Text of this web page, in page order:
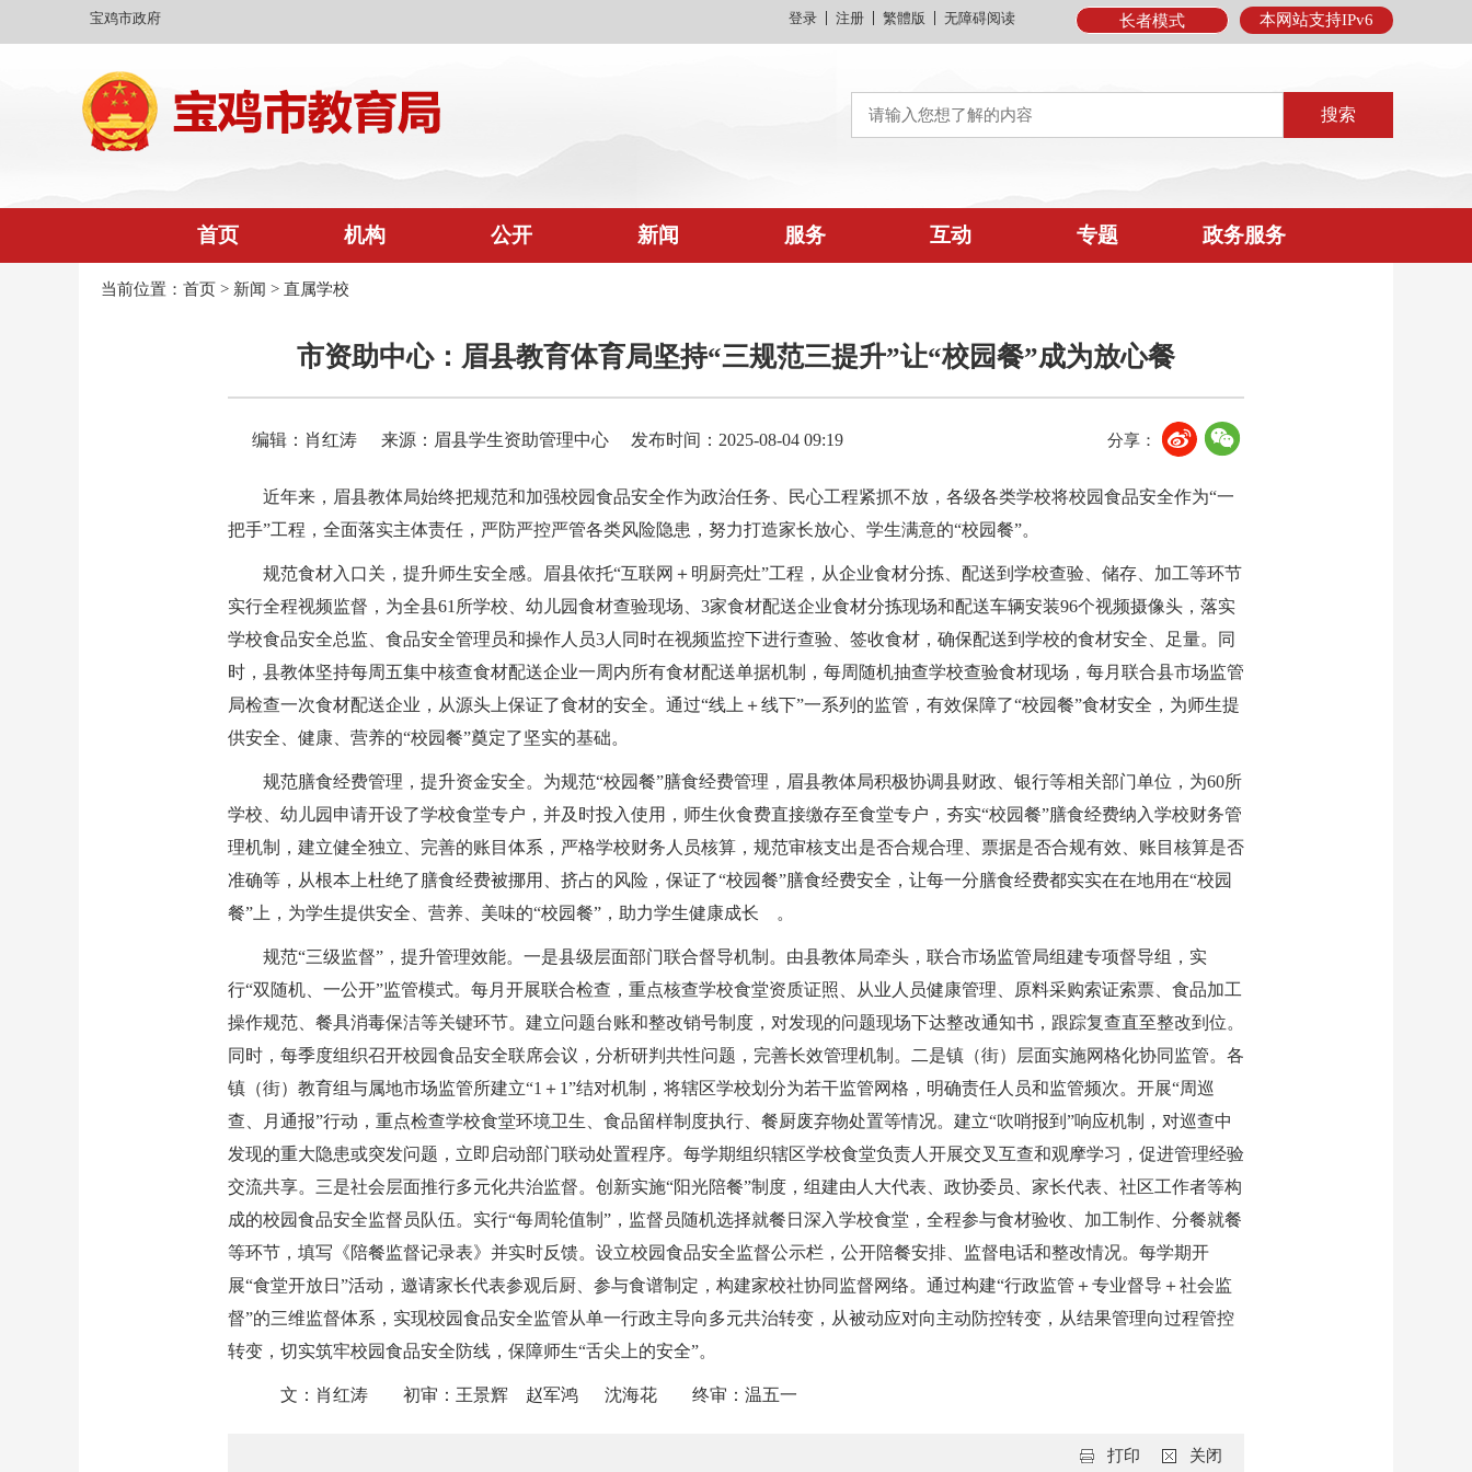
宝鸡市政府 本网站支持IPv6
长者模式
登录 注册 繁體版 无障碍阅读
首页 机构 公开 新闻 服务 互动 专题 政务服务
当前位置： 首页 > 新闻 > 直属学校
市资助中心：眉县教育体育局坚持“三规范三提升”让“校园餐”成为放心餐
编辑：肖红涛 来源：眉县学生资助管理中心 发布时间：2025-08-04 09:19 分享：
近年来，眉县教体局始终把规范和加强校园食品安全作为政治任务、民心工程紧抓不放，各级各类学校将校园食品安全作为“一
把手”工程，全面落实主体责任，严防严控严管各类风险隐患，努力打造家长放心、学生满意的“校园餐”。
规范食材入口关，提升师生安全感。眉县依托“互联网＋明厨亮灶”工程，从企业食材分拣、配送到学校查验、储存、加工等环节
实行全程视频监督，为全县61所学校、幼儿园食材查验现场、3家食材配送企业食材分拣现场和配送车辆安装96个视频摄像头，落实
学校食品安全总监、食品安全管理员和操作人员3人同时在视频监控下进行查验、签收食材，确保配送到学校的食材安全、足量。同
时，县教体坚持每周五集中核查食材配送企业一周内所有食材配送单据机制，每周随机抽查学校查验食材现场，每月联合县市场监管
局检查一次食材配送企业，从源头上保证了食材的安全。通过“线上＋线下”一系列的监管，有效保障了“校园餐”食材安全，为师生提
供安全、健康、营养的“校园餐”奠定了坚实的基础。
规范膳食经费管理，提升资金安全。为规范“校园餐”膳食经费管理，眉县教体局积极协调县财政、银行等相关部门单位，为60所
学校、幼儿园申请开设了学校食堂专户，并及时投入使用，师生伙食费直接缴存至食堂专户，夯实“校园餐”膳食经费纳入学校财务管
理机制，建立健全独立、完善的账目体系，严格学校财务人员核算，规范审核支出是否合规合理、票据是否合规有效、账目核算是否
准确等，从根本上杜绝了膳食经费被挪用、挤占的风险，保证了“校园餐”膳食经费安全，让每一分膳食经费都实实在在地用在“校园
餐”上，为学生提供安全、营养、美味的“校园餐”，助力学生健康成长 。
规范“三级监督”，提升管理效能。一是县级层面部门联合督导机制。由县教体局牵头，联合市场监管局组建专项督导组，实
行“双随机、一公开”监管模式。每月开展联合检查，重点核查学校食堂资质证照、从业人员健康管理、原料采购索证索票、食品加工
操作规范、餐具消毒保洁等关键环节。建立问题台账和整改销号制度，对发现的问题现场下达整改通知书，跟踪复查直至整改到位。
同时，每季度组织召开校园食品安全联席会议，分析研判共性问题，完善长效管理机制。二是镇（街）层面实施网格化协同监管。各
镇（街）教育组与属地市场监管所建立“1＋1”结对机制，将辖区学校划分为若干监管网格，明确责任人员和监管频次。开展“周巡
查、月通报”行动，重点检查学校食堂环境卫生、食品留样制度执行、餐厨废弃物处置等情况。建立“吹哨报到”响应机制，对巡查中
发现的重大隐患或突发问题，立即启动部门联动处置程序。每学期组织辖区学校食堂负责人开展交叉互查和观摩学习，促进管理经验
交流共享。三是社会层面推行多元化共治监督。创新实施“阳光陪餐”制度，组建由人大代表、政协委员、家长代表、社区工作者等构
成的校园食品安全监督员队伍。实行“每周轮值制”，监督员随机选择就餐日深入学校食堂，全程参与食材验收、加工制作、分餐就餐
等环节，填写《陪餐监督记录表》并实时反馈。设立校园食品安全监督公示栏，公开陪餐安排、监督电话和整改情况。每学期开
展“食堂开放日”活动，邀请家长代表参观后厨、参与食谱制定，构建家校社协同监督网络。通过构建“行政监管＋专业督导＋社会监
督”的三维监督体系，实现校园食品安全监管从单一行政主导向多元共治转变，从被动应对向主动防控转变，从结果管理向过程管控
转变，切实筑牢校园食品安全防线，保障师生“舌尖上的安全”。
文：肖红涛 初审：王景辉 赵军鸿 沈海花 终审：温五一
关闭
打印